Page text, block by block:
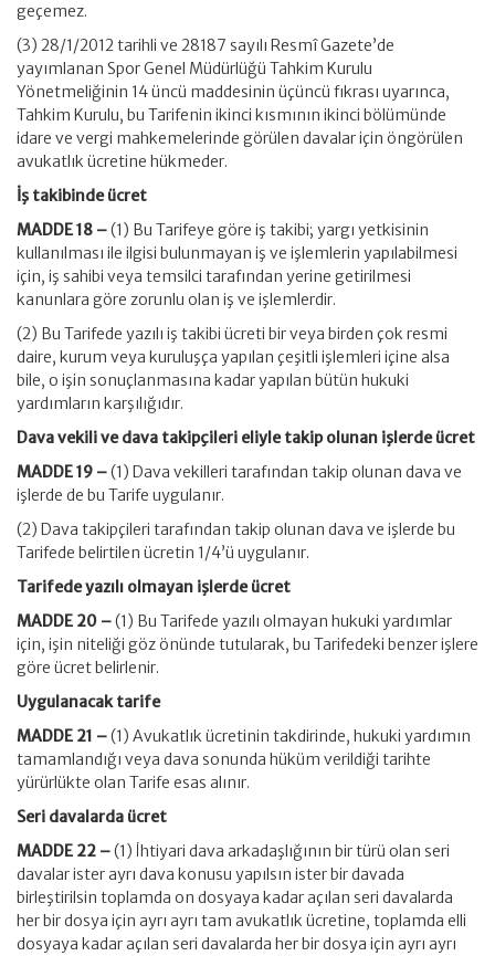
geçemez.
(3) 28/1/2012 tarihli ve 28187 sayılı Resmî Gazete’de
yayımlanan Spor Genel Müdürlüğü Tahkim Kurulu
Yönetmeliğinin 14 üncü maddesinin üçüncü fıkrası uyarınca,
Tahkim Kurulu, bu Tarifenin ikinci kısmının ikinci bölümünde
idare ve vergi mahkemelerinde görülen davalar için öngörülen
avukatlık ücretine hükmeder.
İş takibinde ücret
MADDE 18 –(1) Bu Tarifeye göre iş takibi; yargı yetkisinin
kullanılması ile ilgisi bulunmayan iş ve işlemlerin yapılabilmesi
için, iş sahibi veya temsilci tarafından yerine getirilmesi
kanunlara göre zorunlu olan iş ve işlemlerdir.
(2) Bu Tarifede yazılı iş takibi ücreti bir veya birden çok resmi
daire, kurum veya kuruluşça yapılan çeşitli işlemleri içine alsa
bile, o işin sonuçlanmasına kadar yapılan bütün hukuki
yardımların karşılığıdır.
Dava vekili ve dava takipçileri eliyle takip olunan işlerde ücret
MADDE 19 –(1) Dava vekilleri tarafından takip olunan dava ve
işlerde de bu Tarife uygulanır.
(2) Dava takipçileri tarafından takip olunan dava ve işlerde bu
Tarifede belirtilen ücretin 1/4’ü uygulanır.
Tarifede yazılı olmayan işlerde ücret
MADDE 20 –(1) Bu Tarifede yazılı olmayan hukuki yardımlar
için, işin niteliği göz önünde tutularak, bu Tarifedeki benzer işlere
göre ücret belirlenir.
Uygulanacak tarife
MADDE 21 –(1) Avukatlık ücretinin takdirinde, hukuki yardımın
tamamlandığı veya dava sonunda hüküm verildiği tarihte
yürürlükte olan Tarife esas alınır.
Seri davalarda ücret
MADDE 22 –(1) İhtiyari dava arkadaşlığının bir türü olan seri
davalar ister ayrı dava konusu yapılsın ister bir davada
birleştirilsin toplamda on dosyaya kadar açılan seri davalarda
her bir dosya için ayrı ayrı tam avukatlık ücretine, toplamda elli
dosyaya kadar açılan seri davalarda her bir dosya için ayrı ayrı